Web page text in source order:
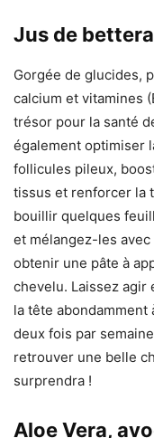
Jus de
Gorgée de glucides,
calcium et vitamines
trésor pour la santé
également optimiser
follicules pileux,
tissus et renforcer la
bouillir quelques
et mélangez-les
obtenir une pâte à
chevelu. Laissez
la tête abondamment
deux fois par
retrouver une belle
surprendra !
Aloe Vera,